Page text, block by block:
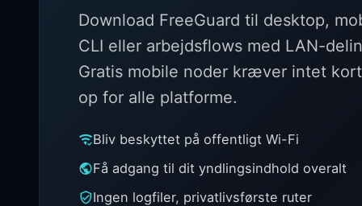
Download FreeGuard til desktop,
CLI eller arbejdsflows med LAN-
Gratis mobile noder kræver intet
op for alle platforme.
Bliv beskyttet på offentligt Wi-Fi
Få adgang til dit yndlingsindhold overalt
Ingen logfiler, privatlivsførste ruter